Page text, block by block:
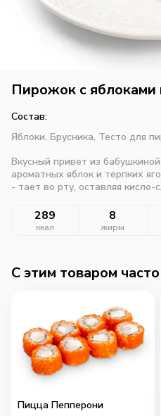
Пирожок с яблоками
Состав:
Яблоки, Брусника, Тесто для
Вкусный привет из
ароматных яблок и терпких
- тает во рту, оставляя кисло-
289
ккал
8
жиры
C этим товаром
Пицца Пепперони